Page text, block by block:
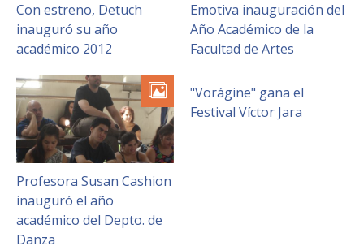
DEPARTAMENTOS
FACULTAD
Estudiantes
Académicas/os Egresadas/os
Con estreno, Detuch
inauguró su año
académico 2012
Emotiva inauguración del
Año Académico de la
Facultad de Artes
Profesora Susan Cashion
inauguró el año
académico del Depto. de
Danza
"Vorágine" gana el
Festival Víctor Jara